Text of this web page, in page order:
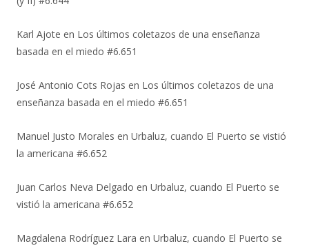
Karl Ajote en Los últimos coletazos de una enseñanza
basada en el miedo #6.651
José Antonio Cots Rojas en Los últimos coletazos de una
enseñanza basada en el miedo #6.651
Manuel Justo Morales en Urbaluz, cuando El Puerto se vistió
la americana #6.652
Juan Carlos Neva Delgado en Urbaluz, cuando El Puerto se
vistió la americana #6.652
Magdalena Rodríguez Lara en Urbaluz, cuando El Puerto se